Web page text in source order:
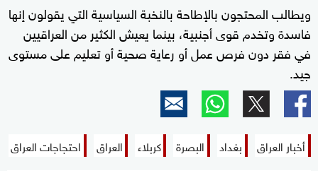
ويطالب المحتجون بالإطاحة بالنخبة السياسية التي يقولون إنها
فاسدة وتخدم قوى أجنبية، بينما يعيش الكثير من العراقيين
في فقر دون فرص عمل أو رعاية صحية أو تعليم على مستوى
جيد.
أخبار العراق بغداد البصرة كربلاء العراق احتجاجات العراق